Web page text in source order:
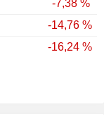
-7,38 %
-14,76 %
-16,24 %